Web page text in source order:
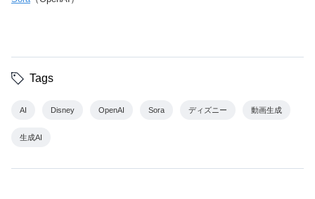
Tags
AI Disney OpenAI Sora ディズニー 動画生成
生成AI